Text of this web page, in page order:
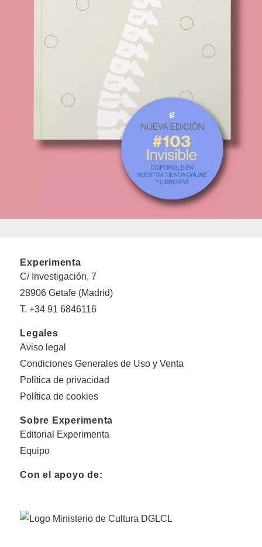
Experimenta
C/ Investigación, 7
28906 Getafe (Madrid)
T. +34 91 6846116
Legales
Aviso legal
Condiciones Generales de Uso y Venta
Politica de privacidad
Política de cookies
Sobre Experimenta
Editorial Experimenta
Equipo
Con el apoyo de: